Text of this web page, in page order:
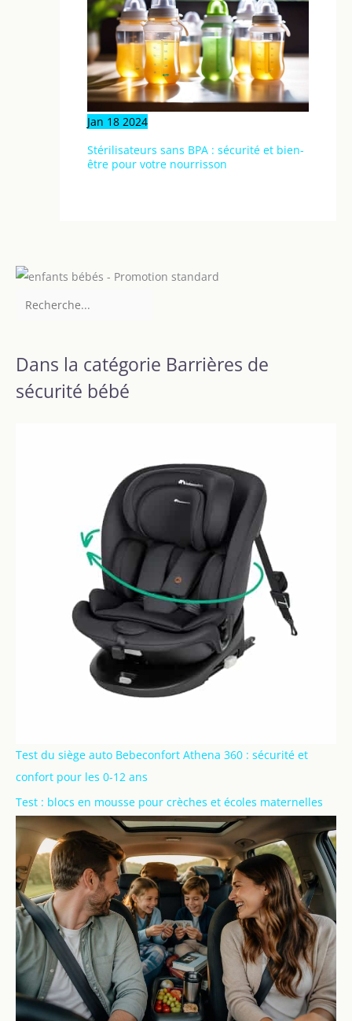
Jan 18 2024
Stérilisateurs sans BPA : sécurité et bien-
être pour votre nourrisson
Dans la catégorie Barrières de
sécurité bébé
Test du siège auto Bebeconfort Athena 360 : sécurité et
confort pour les 0-12 ans
Test : blocs en mousse pour crèches et écoles maternelles